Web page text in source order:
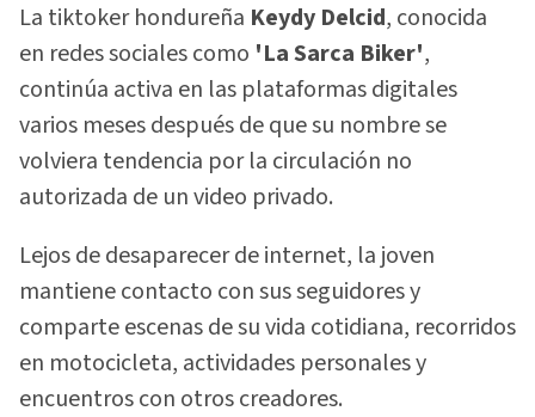
La tiktoker hondureña Keydy Delcid, conocida
en redes sociales como 'La Sarca Biker',
continúa activa en las plataformas digitales
varios meses después de que su nombre se
volviera tendencia por la circulación no
autorizada de un video privado.
Lejos de desaparecer de internet, la joven
mantiene contacto con sus seguidores y
comparte escenas de su vida cotidiana, recorridos
en motocicleta, actividades personales y
encuentros con otros creadores.